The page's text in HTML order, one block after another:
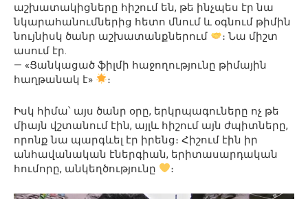
աշխատակիցները հիշում են, թե ինչպես էր նա
նկարահանումներից հետո մնում և օգնում թիմին
նույնիսկ ծանր աշխատանքներում
։ Նա միշտ
ասում էր.
— «Ցանկացած ֆիլմի հաջողությունը թիմային
հաղթանակ է»
։
Իսկ հիմա՝ այս ծանր օրը, երկրպագուները ոչ թե
միայն վշտանում էին, այլև հիշում այն ժպիտները,
որոնք նա պարգևել էր իրենց։ Հիշում էին իր
անհավանական էներգիան, երիտասարդական
հումորը, անկեղծությունը
։